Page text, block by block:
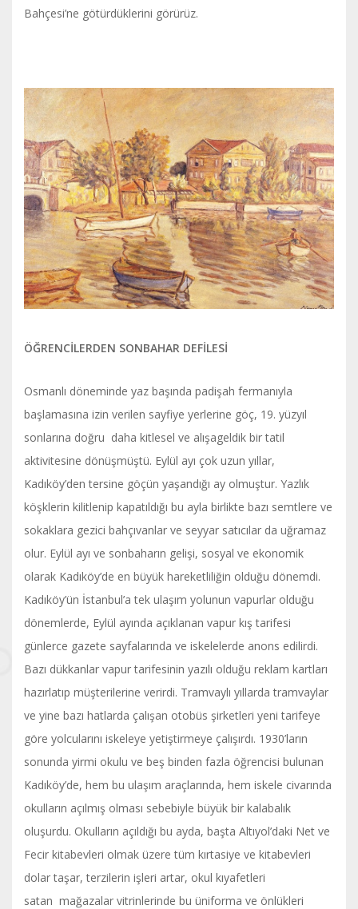
Bahçesi’ne götürdüklerini görürüz.
ÖĞRENCİLERDEN SONBAHAR DEFİLESİ
Osmanlı döneminde yaz başında padişah fermanıyla
başlamasına izin verilen sayfiye yerlerine göç, 19. yüzyıl
sonlarına doğru daha kitlesel ve alışageldik bir tatil
aktivitesine dönüşmüştü. Eylül ayı çok uzun yıllar,
Kadıköy’den tersine göçün yaşandığı ay olmuştur. Yazlık
köşklerin kilitlenip kapatıldığı bu ayla birlikte bazı semtlere ve
sokaklara gezici bahçıvanlar ve seyyar satıcılar da uğramaz
olur. Eylül ayı ve sonbaharın gelişi, sosyal ve ekonomik
olarak Kadıköy’de en büyük hareketliliğin olduğu dönemdi.
Kadıköy’ün İstanbul’a tek ulaşım yolunun vapurlar olduğu
dönemlerde, Eylül ayında açıklanan vapur kış tarifesi
günlerce gazete sayfalarında ve iskelelerde anons edilirdi.
Bazı dükkanlar vapur tarifesinin yazılı olduğu reklam kartları
hazırlatıp müşterilerine verirdi. Tramvaylı yıllarda tramvaylar
ve yine bazı hatlarda çalışan otobüs şirketleri yeni tarifeye
göre yolcularını iskeleye yetiştirmeye çalışırdı. 1930’ların
sonunda yirmi okulu ve beş binden fazla öğrencisi bulunan
Kadıköy’de, hem bu ulaşım araçlarında, hem iskele civarında
okulların açılmış olması sebebiyle büyük bir kalabalık
oluşurdu. Okulların açıldığı bu ayda, başta Altıyol’daki Net ve
Fecir kitabevleri olmak üzere tüm kırtasiye ve kitabevleri
dolar taşar, terzilerin işleri artar, okul kıyafetleri
satan mağazalar vitrinlerinde bu üniforma ve önlükleri